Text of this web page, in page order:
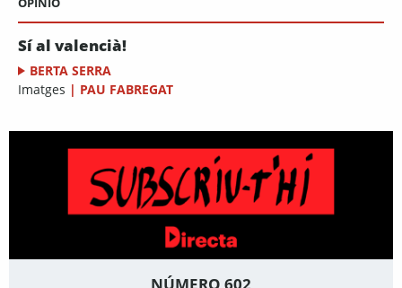
Sí al valencià!
BERTA SERRA
Imatges | PAU FABREGAT
NÚMERO 602